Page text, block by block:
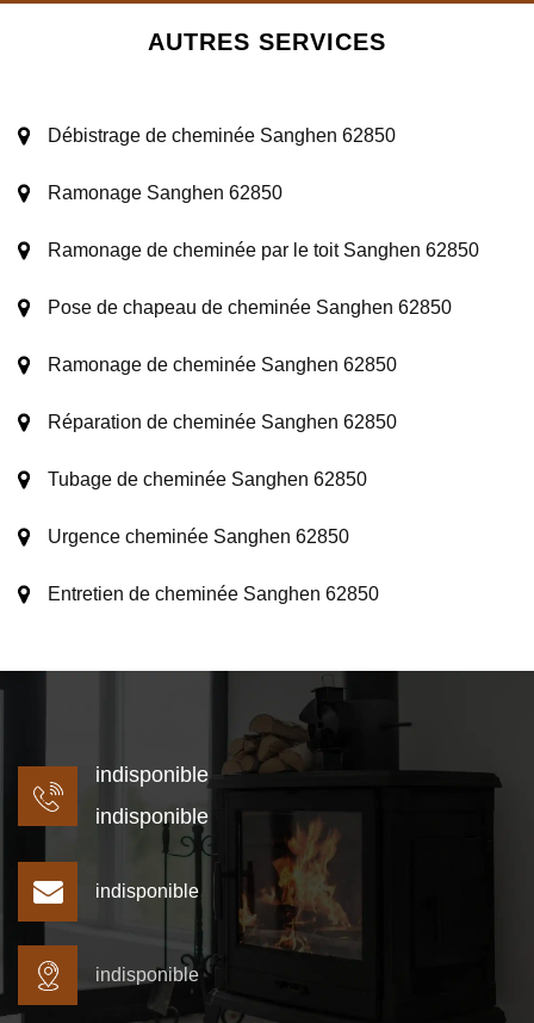
AUTRES SERVICES
Débistrage de cheminée Sanghen 62850
Ramonage Sanghen 62850
Ramonage de cheminée par le toit Sanghen 62850
Pose de chapeau de cheminée Sanghen 62850
Ramonage de cheminée Sanghen 62850
Réparation de cheminée Sanghen 62850
Tubage de cheminée Sanghen 62850
Urgence cheminée Sanghen 62850
Entretien de cheminée Sanghen 62850
indisponible
indisponible
indisponible
indisponible